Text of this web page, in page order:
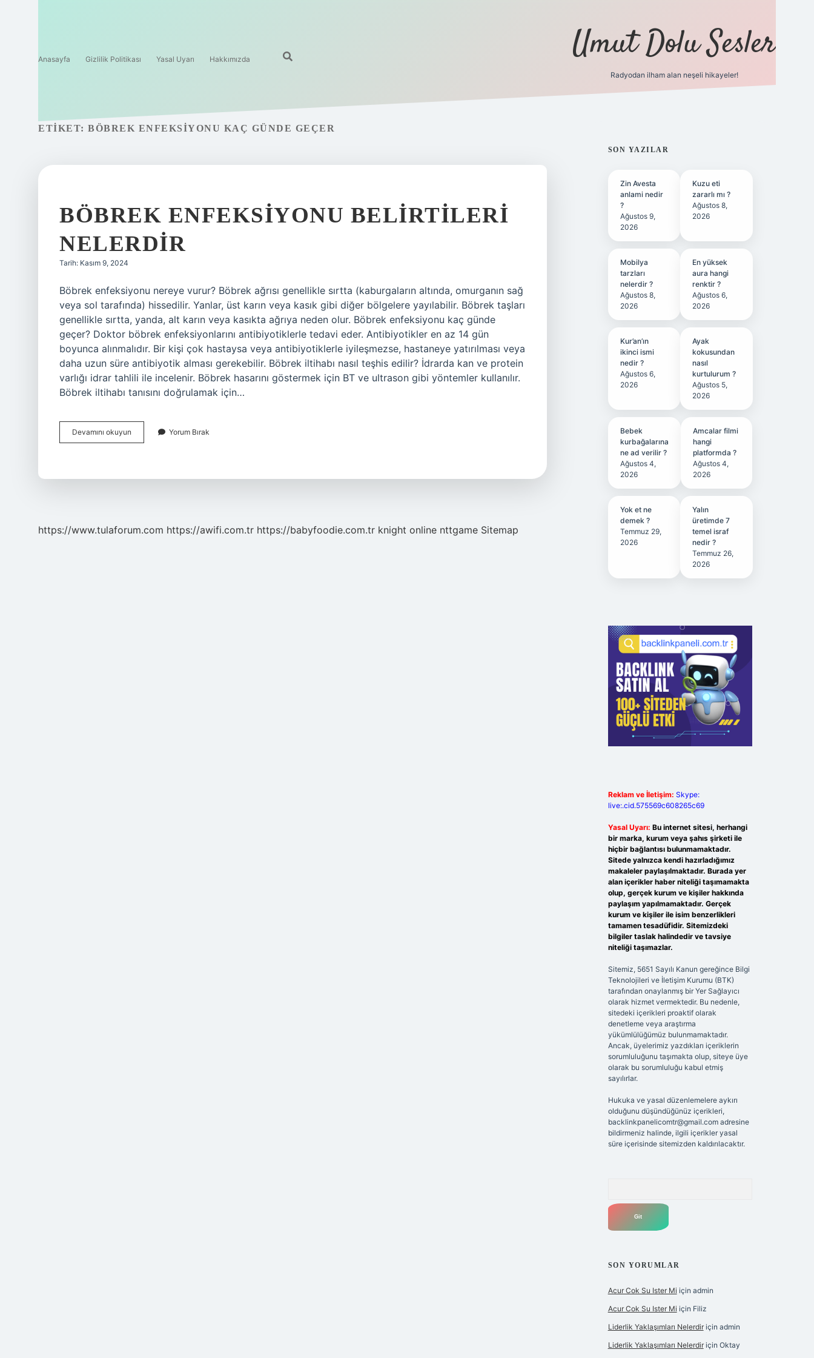
Anasayfa Gizlilik Politikası Yasal Uyarı Hakkımızda Umut Dolu Sesler
Radyodan ilham alan neşeli hikayeler!
ETIKET: BÖBREK ENFEKSIYONU KAÇ GÜNDE GEÇER
BÖBREK ENFEKSIYONU BELIRTILERI
NELERDIR
Tarih: Kasım 9, 2024
Böbrek enfeksiyonu nereye vurur? Böbrek ağrısı genellikle sırtta (kaburgaların altında, omurganın sağ
veya sol tarafında) hissedilir. Yanlar, üst karın veya kasık gibi diğer bölgelere yayılabilir. Böbrek taşları
genellikle sırtta, yanda, alt karın veya kasıkta ağrıya neden olur. Böbrek enfeksiyonu kaç günde
geçer? Doktor böbrek enfeksiyonlarını antibiyotiklerle tedavi eder. Antibiyotikler en az 14 gün
boyunca alınmalıdır. Bir kişi çok hastaysa veya antibiyotiklerle iyileşmezse, hastaneye yatırılması veya
daha uzun süre antibiyotik alması gerekebilir. Böbrek iltihabı nasıl teşhis edilir? İdrarda kan ve protein
varlığı idrar tahlili ile incelenir. Böbrek hasarını göstermek için BT ve ultrason gibi yöntemler kullanılır.
Böbrek iltihabı tanısını doğrulamak için…
Devamını okuyun
Enfeksiyonu
Yorum Bırak
https://www.tulaforum.com https://awifi.com.tr https://babyfoodie.com.tr knight online nttgame Sitemap
SIDEBAR
SON YAZILAR
Zin Avesta
anlami nedir
?
Ağustos 9,
2026
Kuzu eti
zararlı mı ?
Ağustos 8,
2026
Mobilya
tarzları
nelerdir ?
Ağustos 8,
2026
En yüksek
aura hangi
renktir ?
Ağustos 6,
2026
Kur’an’ın
ikinci ismi
nedir ?
Ağustos 6,
2026
Ayak
kokusundan
nasıl
kurtulurum ?
Ağustos 5,
2026
Bebek
kurbağalarına
ne ad verilir ?
Ağustos 4,
2026
Amcalar filmi
hangi
platformda ?
Ağustos 4,
2026
Yok et ne
demek ?
Temmuz 29,
2026
Yalın
üretimde 7
temel israf
nedir ?
Temmuz 26,
2026
Reklam ve İletişim: Skype:
live:.cid.575569c608265c69
Yasal Uyarı: Bu internet sitesi, herhangi
bir marka, kurum veya şahıs şirketi ile
hiçbir bağlantısı bulunmamaktadır.
Sitede yalnızca kendi hazırladığımız
makaleler paylaşılmaktadır. Burada yer
alan içerikler haber niteliği taşımamakta
olup, gerçek kurum ve kişiler hakkında
paylaşım yapılmamaktadır. Gerçek
kurum ve kişiler ile isim benzerlikleri
tamamen tesadüfidir. Sitemizdeki
bilgiler taslak halindedir ve tavsiye
niteliği taşımazlar.
Sitemiz, 5651 Sayılı Kanun gereğince Bilgi
Teknolojileri ve İletişim Kurumu (BTK)
tarafından onaylanmış bir Yer Sağlayıcı
olarak hizmet vermektedir. Bu nedenle,
sitedeki içerikleri proaktif olarak
denetleme veya araştırma
yükümlülüğümüz bulunmamaktadır.
Ancak, üyelerimiz yazdıkları içeriklerin
sorumluluğunu taşımakta olup, siteye üye
olarak bu sorumluluğu kabul etmiş
sayılırlar.
Hukuka ve yasal düzenlemelere aykırı
olduğunu düşündüğünüz içerikleri,
backlinkpanelicomtr@gmail.comadresine
bildirmeniz halinde, ilgili içerikler yasal
süre içerisinde sitemizden kaldırılacaktır.
SON YORUMLAR
Acur Cok Su Ister Mi için admin
Acur Cok Su Ister Mi için Filiz
Liderlik Yaklaşımları Nelerdiriçin admin
Liderlik Yaklaşımları Nelerdiriçin Oktay